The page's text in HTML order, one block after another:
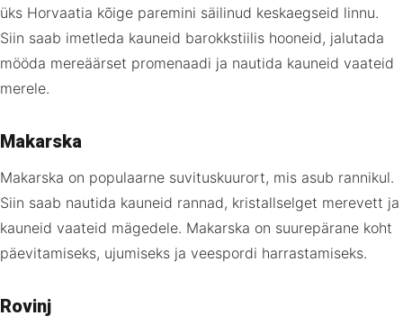
üks Horvaatia kõige paremini säilinud keskaegseid linnu.
Siin saab imetleda kauneid barokkstiilis hooneid, jalutada
mööda mereäärset promenaadi ja nautida kauneid vaateid
merele.
Makarska
Makarska on populaarne suvituskuurort, mis asub rannikul.
Siin saab nautida kauneid rannad, kristallselget merevett ja
kauneid vaateid mägedele. Makarska on suurepärane koht
päevitamiseks, ujumiseks ja veespordi harrastamiseks.
Rovinj